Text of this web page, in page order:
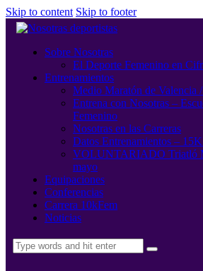
Skip to content Skip to footer
Sobre Nosotras
El Deporte Femenino en
Entrenamientos
Medio Maratón de Valencia
Entrena con Nosotras –
Femenino
Nosotras en las Carreras
Datos Entrenamientos –
VOLUNTARIADO Triatló
mayo
Equipaciones
Conferencias
Carrera 10kFem
Noticias